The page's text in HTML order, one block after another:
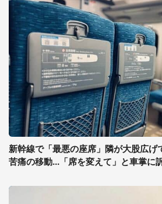
新幹線で「最悪の座席」隣が大股広げ
苦痛の移動...「席を変えて」と車掌に